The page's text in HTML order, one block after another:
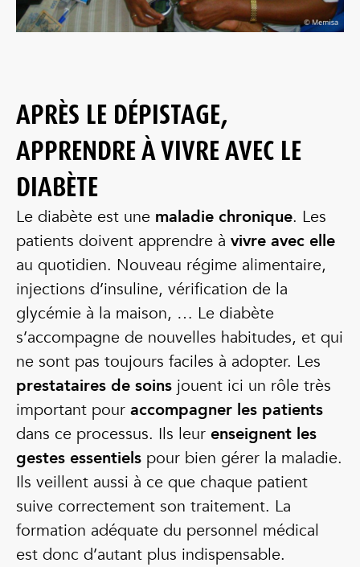
APRÈS LE DÉPISTAGE,
APPRENDRE À VIVRE AVEC LE
DIABÈTE
Le diabète est une maladie chronique. Les
patients doivent apprendre à vivre avec elle
au quotidien. Nouveau régime alimentaire,
injections d’insuline, vérification de la
glycémie à la maison, … Le diabète
s’accompagne de nouvelles habitudes, et qui
ne sont pas toujours faciles à adopter. Les
prestataires de soins jouent ici un rôle très
important pour accompagner les patients
dans ce processus. Ils leur enseignent les
gestes essentiels pour bien gérer la maladie.
Ils veillent aussi à ce que chaque patient
suive correctement son traitement. La
formation adéquate du personnel médical
est donc d’autant plus indispensable.